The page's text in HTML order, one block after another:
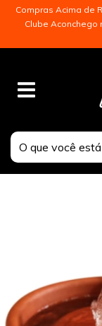
Compras Acima de
Clube Aconchego